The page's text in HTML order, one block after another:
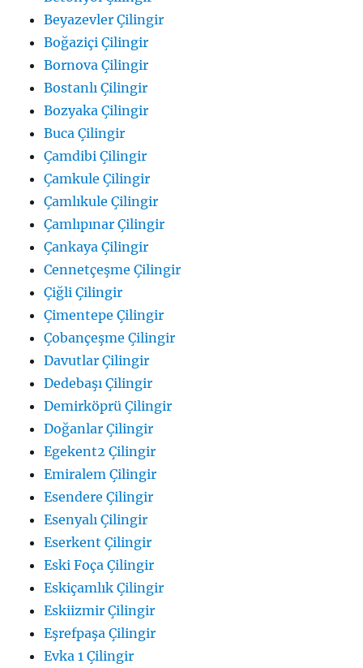
Beyazevler Çilingir
Boğaziçi Çilingir
Bornova Çilingir
Bostanlı Çilingir
Bozyaka Çilingir
Buca Çilingir
Çamdibi Çilingir
Çamkule Çilingir
Çamlıkule Çilingir
Çamlıpınar Çilingir
Çankaya Çilingir
Cennetçeşme Çilingir
Çiğli Çilingir
Çimentepe Çilingir
Çobançeşme Çilingir
Davutlar Çilingir
Dedebaşı Çilingir
Demirköprü Çilingir
Doğanlar Çilingir
Egekent2 Çilingir
Emiralem Çilingir
Esendere Çilingir
Esenyalı Çilingir
Eserkent Çilingir
Eski Foça Çilingir
Eskiçamlık Çilingir
Eskiizmir Çilingir
Eşrefpaşa Çilingir
Evka 1 Çilingir